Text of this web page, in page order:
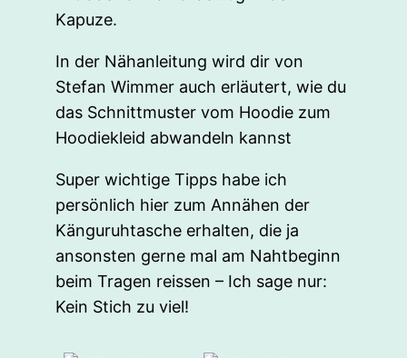
Kapuze.
In der Nähanleitung wird dir von
Stefan Wimmer auch erläutert, wie du
das Schnittmuster vom Hoodie zum
Hoodiekleid abwandeln kannst
Super wichtige Tipps habe ich
persönlich hier zum Annähen der
Känguruhtasche erhalten, die ja
ansonsten gerne mal am Nahtbeginn
beim Tragen reissen – Ich sage nur:
Kein Stich zu viel!